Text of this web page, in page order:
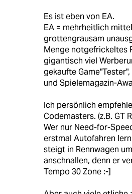
Es ist eben von EA.
EA = mehrheitlich
grottengrausam
Menge notgefrickeltes
gigantisch viel
gekaufte
und Spielemagazin-
Ich persönlich
Codemasters. (z.B. GT
Wer nur Need-for-
erstmal Autofahren
steigt in Rennwagen
anschnallen, denn er
Tempo 30 Zone :-]